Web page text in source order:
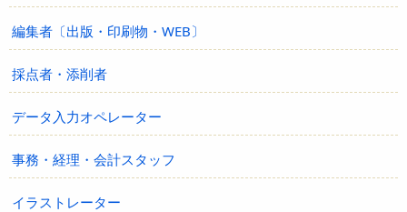
編集者〔出版・印刷物・WEB〕
採点者・添削者
データ入力オペレーター
事務・経理・会計スタッフ
イラストレーター